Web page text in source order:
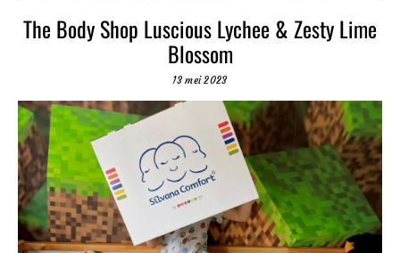
The Body Shop Luscious Lychee & Zesty Lime
Blossom
13 mei 2023